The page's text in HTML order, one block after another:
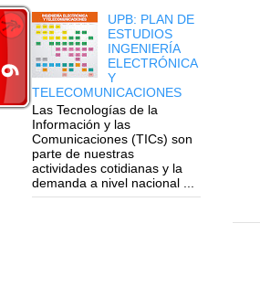
UPB: PLAN DE
ESTUDIOS
INGENIERÍA
ELECTRÓNICA
Y
TELECOMUNICACIONES
Las Tecnologías de la
Información y las
Comunicaciones (TICs) son
parte de nuestras
actividades cotidianas y la
demanda a nivel nacional ...